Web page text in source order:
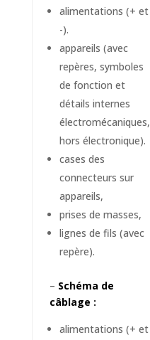
alimentations (+ et
-).
appareils (avec
repères, symboles
de fonction et
détails internes
électromécaniques,
hors électronique).
cases des
connecteurs sur
appareils,
prises de masses,
lignes de fils (avec
repère).
– Schéma de
câblage :
alimentations (+ et